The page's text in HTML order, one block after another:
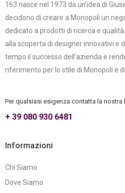
163 nasce nel 1973 da un’idea di
decidono di creare a Monopoli un
dedicato a prodotti di ricerca e
alla scoperta di designer innovativi e
tempo il successo dell’azienda e
riferimento per lo stile di Monopoli e
Per qualsiasi esigenza contatta la nostra
+ 39 080 930 6481
Informazioni
Chi Siamo
Dove Siamo